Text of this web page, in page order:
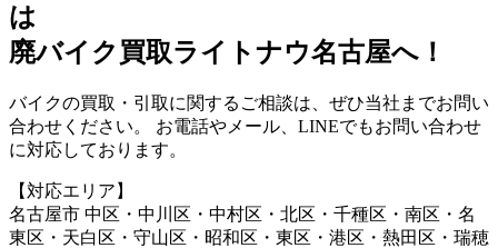
は
廃バイク買取ライトナウ名古屋へ！
バイクの買取・引取に関するご相談は、ぜひ当社までお問い
合わせください。 お電話やメール、LINEでもお問い合わせ
に対応しております。
【対応エリア】
名古屋市 中区・中川区・中村区・北区・千種区・南区・名
東区・天白区・守山区・昭和区・東区・港区・熱田区・瑞穂